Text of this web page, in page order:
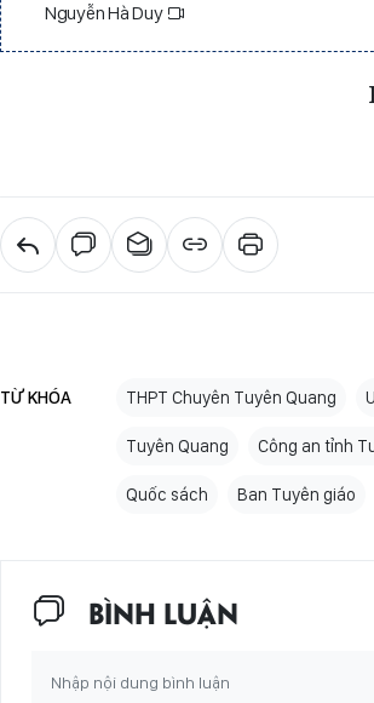
Nguyễn Hà Duy
TỪ KHÓA THPT Chuyên Tuyên Quang
Tuyên Quang Công an tỉnh
Quốc sách Ban Tuyên giáo
BÌNH LUẬN